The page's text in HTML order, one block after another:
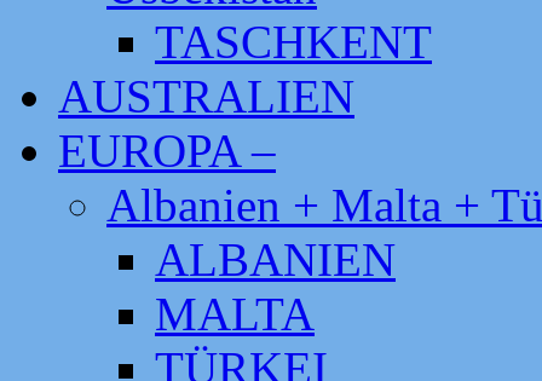
TASCHKENT
AUSTRALIEN
EUROPA –
Albanien + Malta +
ALBANIEN
MALTA
TÜRKEI